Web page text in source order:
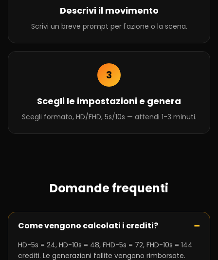
Descrivi il movimento
Scrivi un breve prompt per l'azione o la scena.
3
Scegli le impostazioni e genera
Scegli formato, HD/FHD, 5s/10s — attendi 1-3 minuti.
Domande frequenti
Come vengono calcolati i crediti? −
HD-5s = 24, HD-10s = 48, FHD-5s = 72, FHD-10s = 144
crediti. Le generazioni fallite vengono rimborsate.